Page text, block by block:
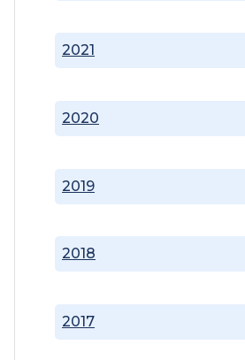
2017
2018
2019
2020
2021